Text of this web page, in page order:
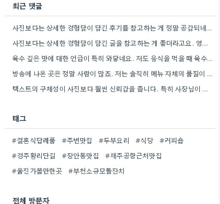
최근 댓글
사진보다는 상세한 경험담이 담긴 후기를 참고하는 게 정말 공감되네요. 특히 어떤 점이 좋았고 아쉬웠는지 구체적으로…
사진보다는 상세한 경험담이 담긴 글을 참고하는 게 좋더라고요. 영화 상영회 경험이 기억에 남는다는 점이 흥미롭네요.
육수 깊은 맛에 대한 언급이 특히 와닿네요. 저도 음식을 먹을 때 육수의 깊은 맛을 중요하게…
방송에 나온 곳은 정말 사람이 많죠. 저는 솔직히 메뉴 자체의 품질이 더 중요하다고 생각해요.
텍스트의 구체성이 사진보다 훨씬 신뢰감을 줍니다. 특히 사장님이 직접 요리하는 곳을 찾는 게 좋은 전략인…
태그
#결혼식답례품 #주변맛집 #두부요리 #식당
#커피숍
#경주황리단길
#장안동맛집
#제주공항근처맛집
#울진가볼만한곳
#부천소규모돌잔치
전체 방문자